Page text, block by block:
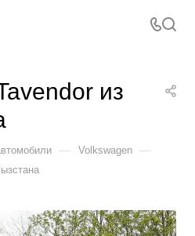
из
— Volkswagen —